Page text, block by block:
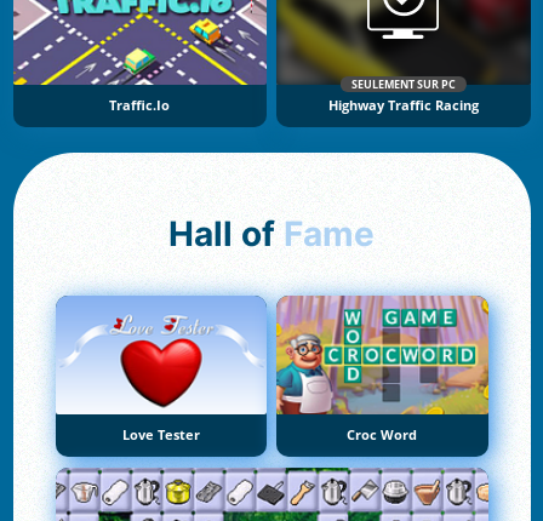
Traffic.io
SEULEMENT SUR PC
Highway Traffic Racing
Hall of Fame
Love Tester Croc Word